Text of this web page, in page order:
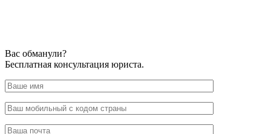
Вас обманули?
Бесплатная консультация юриста.